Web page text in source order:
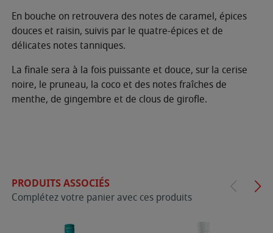
En bouche on retrouvera des notes de caramel, épices
douces et raisin, suivis par le quatre-épices et de
délicates notes tanniques.
La finale sera à la fois puissante et douce, sur la cerise
noire, le pruneau, la coco et des notes fraîches de
menthe, de gingembre et de clous de girofle.
PRODUITS ASSOCIÉS
Complétez votre panier avec ces produits